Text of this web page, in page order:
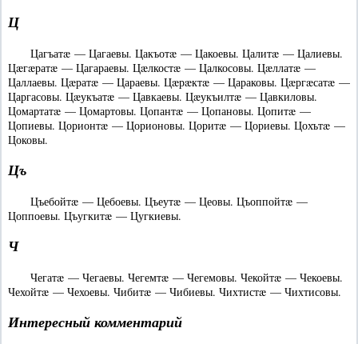
Ц
Цагъатæ — Цагаевы. Цакъотæ — Цакоевы. Цалитæ — Цалиевы.
Цæгæратæ — Цагараевы. Цæлкостæ — Цалкосовы. Цæллатæ —
Цаллаевы. Цæратæ — Цараевы. Цæрæктæ — Цараковы. Цæргæсатæ —
Царгасовы. Цæукъатæ — Цавкаевы. Цæукъилтæ — Цавкиловы.
Цомартатæ — Цомартовы. Цопантæ — Цопановы. Цопитæ —
Цопиевы. Цорионтæ — Цорионовы. Цоритæ — Цориевы. Цохътæ —
Цоковы.
Цъ
Цъебойтæ — Цебоевы. Цъеутæ — Цеовы. Цъоппойтæ —
Цоппоевы. Цъугкитæ — Цугкиевы.
Ч
Чегатæ — Чегаевы. Чегемтæ — Чегемовы. Чекойтæ — Чекоевы.
Чехойтæ — Чехоевы. Чибитæ — Чибиевы. Чихтистæ — Чихтисовы.
Интересный комментарий